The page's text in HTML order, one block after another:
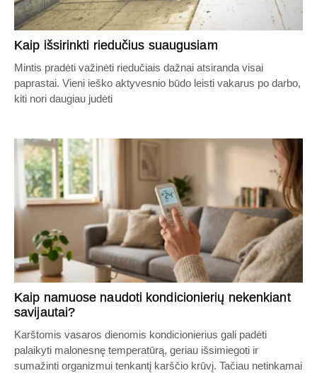
Kaip išsirinkti riedučius suaugusiam
Mintis pradėti važinėti riedučiais dažnai atsiranda visai
paprastai. Vieni ieško aktyvesnio būdo leisti vakarus po darbo,
kiti nori daugiau judėti
Kaip namuose naudoti kondicionierių nekenkiant
savijautai?
Karštomis vasaros dienomis kondicionierius gali padėti
palaikyti malonesnę temperatūrą, geriau išsimiegoti ir
sumažinti organizmui tenkantį karščio krūvį. Tačiau netinkamai